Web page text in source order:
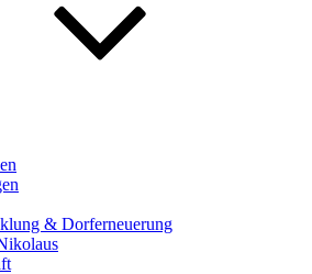
& Dorferneuerung